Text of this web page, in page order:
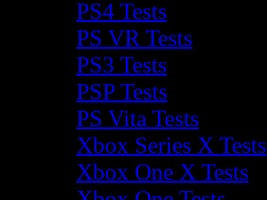
PS4 Tests
PS VR Tests
PS3 Tests
PSP Tests
PS Vita Tests
Xbox Series X Tests
Xbox One X Tests